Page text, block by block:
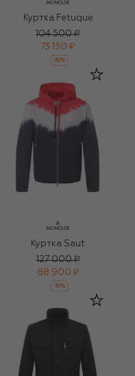
Куртка Fetuque
104 500 ₽
73 150 ₽
-30%
Куртка Saut
127 000 ₽
88 900 ₽
-30%